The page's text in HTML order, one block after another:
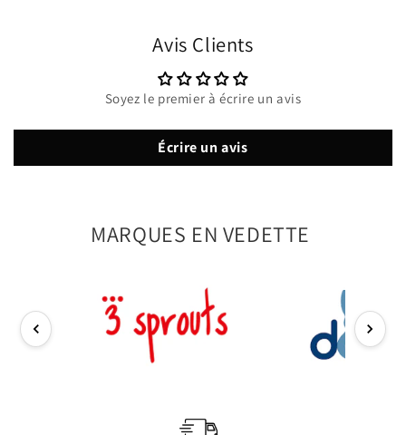
Avis Clients
Soyez le premier à écrire un avis
Écrire un avis
MARQUES EN VEDETTE